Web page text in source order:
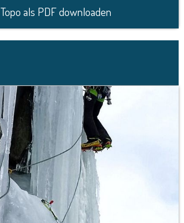
Topo als PDF downloaden